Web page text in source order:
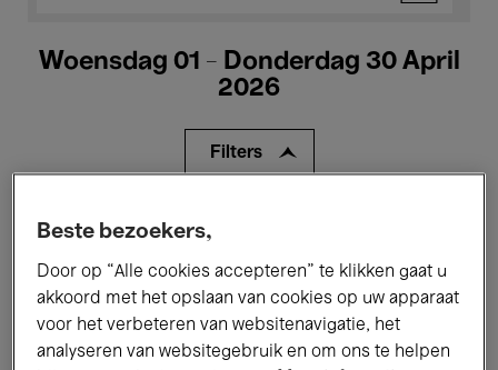
Woensdag 01 - Donderdag 30 April
2026
Filters
Alle evenementen
Tentoonstellingen Films
Performances Lezingen & Debatten
Beste bezoekers,
Door op “Alle cookies accepteren” te klikken gaat u
akkoord met het opslaan van cookies op uw apparaat
voor het verbeteren van websitenavigatie, het
analyseren van websitegebruik en om ons te helpen